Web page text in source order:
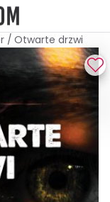
/ Otwarte drzwi